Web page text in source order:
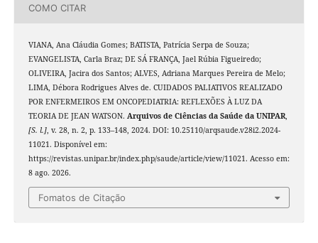
COMO CITAR
VIANA, Ana Cláudia Gomes; BATISTA, Patrícia Serpa de Souza;
EVANGELISTA, Carla Braz; DE SÁ FRANÇA, Jael Rúbia Figueiredo;
OLIVEIRA, Jacira dos Santos; ALVES, Adriana Marques Pereira de Melo;
LIMA, Débora Rodrigues Alves de. CUIDADOS PALIATIVOS REALIZADO
POR ENFERMEIROS EM ONCOPEDIATRIA: REFLEXÕES À LUZ DA
TEORIA DE JEAN WATSON. Arquivos de Ciências da Saúde da UNIPAR,
[S. l.], v. 28, n. 2, p. 133–148, 2024. DOI: 10.25110/arqsaude.v28i2.2024-
11021. Disponível em:
https://revistas.unipar.br/index.php/saude/article/view/11021. Acesso em:
8 ago. 2026.
Fomatos de Citação